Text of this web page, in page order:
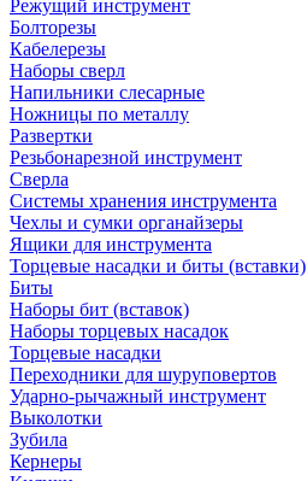
Режущий инструмент
Болторезы
Кабелерезы
Наборы сверл
Напильники слесарные
Ножницы по металлу
Развертки
Резьбонарезной инструмент
Сверла
Системы хранения инструмента
Чехлы и сумки органайзеры
Ящики для инструмента
Торцевые насадки и биты (вставки)
Биты
Наборы бит (вставок)
Наборы торцевых насадок
Торцевые насадки
Переходники для шуруповертов
Ударно-рычажный инструмент
Выколотки
Зубила
Кернеры